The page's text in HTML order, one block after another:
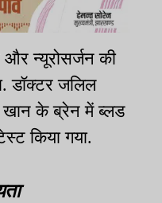
और न्यूरोसर्जन की
डॉक्टर जलिल
खान के ब्रेन में ब्लड
किया गया.